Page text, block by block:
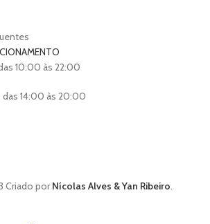
10:00 às 22:00
14:00 às 20:00
Criado porNícolas Alves & Yan Ribeiro.